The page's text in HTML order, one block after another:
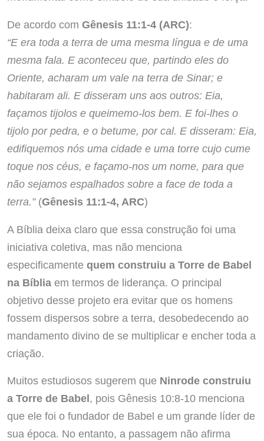
De acordo com Gênesis 11:1-4 (ARC):
“E era toda a terra de uma mesma língua e de uma
mesma fala. E aconteceu que, partindo eles do
Oriente, acharam um vale na terra de Sinar; e
habitaram ali. E disseram uns aos outros: Eia,
façamos tijolos e queimemo-los bem. E foi-lhes o
tijolo por pedra, e o betume, por cal. E disseram: Eia,
edifiquemos nós uma cidade e uma torre cujo cume
toque nos céus, e façamo-nos um nome, para que
não sejamos espalhados sobre a face de toda a
terra.”(Gênesis 11:1-4, ARC)
A Bíblia deixa claro que essa construção foi uma
iniciativa coletiva, mas não menciona
especificamente quem construiu a Torre de Babel
na Bíbliaem termos de liderança. O principal
objetivo desse projeto era evitar que os homens
fossem dispersos sobre a terra, desobedecendo ao
mandamento divino de se multiplicar e encher toda a
criação.
Muitos estudiosos sugerem que Ninrode construiu
a Torre de Babel, pois Gênesis 10:8-10 menciona
que ele foi o fundador de Babel e um grande líder de
sua época. No entanto, a passagem não afirma